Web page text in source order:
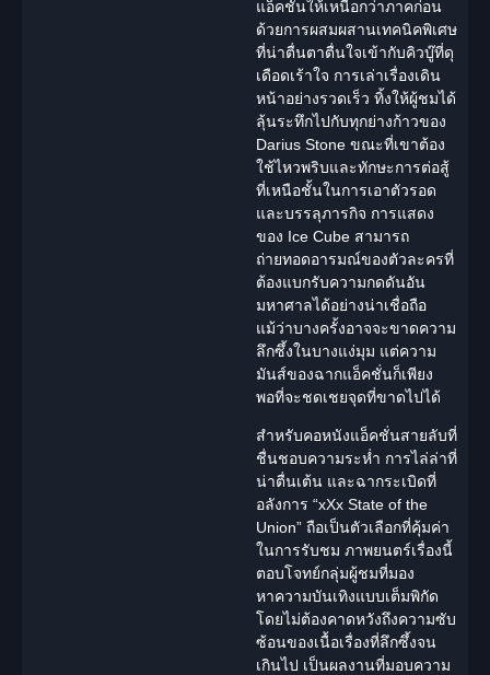
แอ็คชั่นให้เหนือกว่าภาคก่อน
ด้วยการผสมผสานเทคนิคพิเศษ
ที่น่าตื่นตาตื่นใจเข้ากับคิวบู๊ที่ดุ
เดือดเร้าใจ การเล่าเรื่องเดิน
หน้าอย่างรวดเร็ว ทิ้งให้ผู้ชมได้
ลุ้นระทึกไปกับทุกย่างก้าวของ
Darius Stone ขณะที่เขาต้อง
ใช้ไหวพริบและทักษะการต่อสู้
ที่เหนือชั้นในการเอาตัวรอด
และบรรลุภารกิจ การแสดง
ของ Ice Cube สามารถ
ถ่ายทอดอารมณ์ของตัวละครที่
ต้องแบกรับความกดดันอัน
มหาศาลได้อย่างน่าเชื่อถือ
แม้ว่าบางครั้งอาจจะขาดความ
ลึกซึ้งในบางแง่มุม แต่ความ
มันส์ของฉากแอ็คชั่นก็เพียง
พอที่จะชดเชยจุดที่ขาดไปได้
สำหรับคอหนังแอ็คชั่นสายลับที่
ชื่นชอบความระห่ำ การไล่ล่าที่
น่าตื่นเต้น และฉากระเบิดที่
อลังการ “xXx State of the
Union” ถือเป็นตัวเลือกที่คุ้มค่า
ในการรับชม ภาพยนตร์เรื่องนี้
ตอบโจทย์กลุ่มผู้ชมที่มอง
หาความบันเทิงแบบเต็มพิกัด
โดยไม่ต้องคาดหวังถึงความซับ
ซ้อนของเนื้อเรื่องที่ลึกซึ้งจน
เกินไป เป็นผลงานที่มอบความ